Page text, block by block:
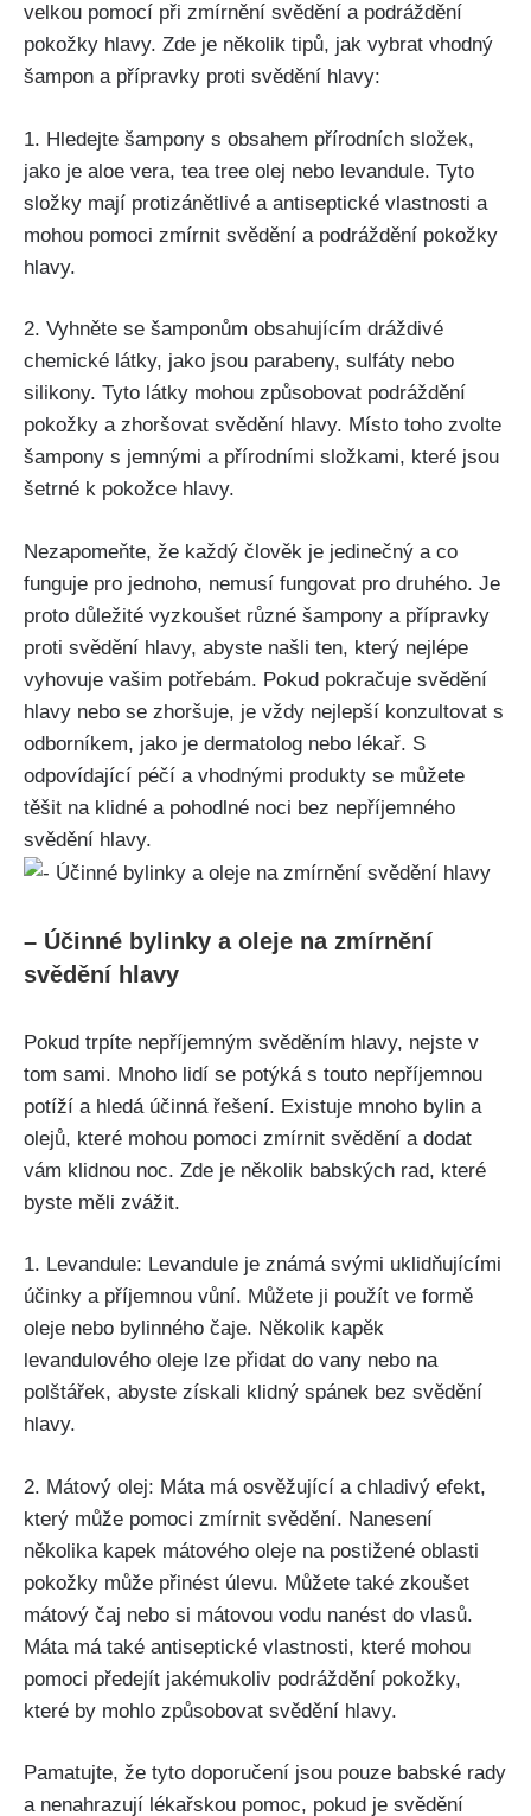
velkou pomocí při zmírnění svědění a podráždění
pokožky hlavy. Zde je několik tipů, jak‍ vybrat vhodný
šampon a přípravky proti svědění hlavy:
1. Hledejte⁣ šampony s obsahem přírodních složek,
jako ‌je aloe vera, tea ⁣tree⁣ olej nebo levandule. Tyto
složky mají protizánětlivé ​a antiseptické ⁤vlastnosti ‍a
mohou ⁣pomoci zmírnit svědění a podráždění ‌pokožky
hlavy.
2. Vyhněte se šamponům obsahujícím dráždivé ​
chemické látky, jako jsou​ parabeny, sulfáty nebo
silikony. ⁢Tyto látky mohou způsobovat podráždění
pokožky a zhoršovat svědění hlavy. Místo‍ toho ⁤zvolte
šampony s jemnými a přírodními složkami, které​ jsou‌
šetrné k pokožce hlavy.
Nezapomeňte, že každý ‌člověk je jedinečný a co
funguje pro jednoho, nemusí fungovat pro druhého. Je
proto důležité‍ vyzkoušet ⁣různé ⁣šampony a přípravky
proti svědění hlavy, abyste našli ten, který nejlépe
vyhovuje vašim potřebám. Pokud⁣ pokračuje svědění
hlavy nebo se ​zhoršuje, je vždy nejlepší konzultovat s
odborníkem, jako⁤ je⁢ dermatolog ⁢nebo lékař. S
odpovídající péčí ‌a vhodnými ​produkty se můžete
těšit na klidné⁤ a⁤ pohodlné noci bez nepříjemného
svědění​ hlavy.
– Účinné ⁣bylinky⁢ a oleje na zmírnění
svědění hlavy
Pokud trpíte nepříjemným svěděním ‌hlavy, nejste v
tom sami. Mnoho ‍lidí se potýká s⁢ touto nepříjemnou
potíží ‍a hledá účinná⁢ řešení. Existuje mnoho bylin ​a⁤
olejů, které mohou pomoci zmírnit svědění a dodat
vám klidnou noc. Zde ⁢je několik ‌babských rad, které
byste měli zvážit.
1. Levandule:⁣ Levandule je známá svými uklidňujícími
účinky ⁣a ‌příjemnou vůní. Můžete ji použít ve formě
oleje nebo⁣ bylinného ‌čaje. Několik kapěk
levandulového ‌oleje⁣ lze⁢ přidat​ do‌ vany nebo na
polštářek, ⁤abyste získali klidný spánek bez svědění
hlavy.
2. Mátový olej: Máta ​má⁤ osvěžující a ⁤chladivý efekt,
který může pomoci zmírnit svědění. Nanesení
⁣několika ⁤kapek mátového oleje na postižené oblasti
pokožky⁢ může přinést úlevu. Můžete také zkoušet
mátový ​čaj nebo si mátovou vodu nanést do vlasů.
⁢Máta má také antiseptické vlastnosti,⁤ které mohou⁢
pomoci předejít jakémukoliv podráždění pokožky,
které ⁢by ⁣mohlo způsobovat svědění ⁢hlavy.
Pamatujte, že tyto doporučení​ jsou pouze babské rady
⁢a nenahrazují ⁢lékařskou ⁣pomoc, pokud je svědění